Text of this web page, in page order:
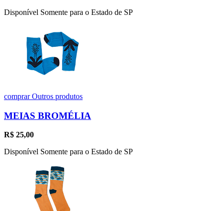
Disponível Somente para o Estado de SP
comprarOutros produtos
MEIAS BROMÉLIA
R$ 25,00
Disponível Somente para o Estado de SP